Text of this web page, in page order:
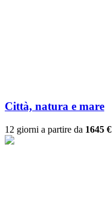
Città, natura e mare
12 giorni a partire da 1645 €